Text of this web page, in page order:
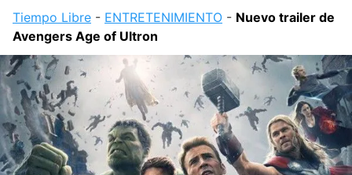
Tiempo Libre - ENTRETENIMIENTO - Nuevo trailer de
Avengers Age of Ultron